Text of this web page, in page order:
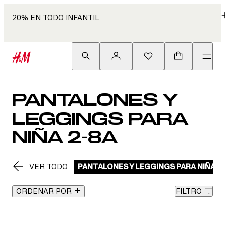
20% EN TODO INFANTIL
PANTALONES Y
LEGGINGS PARA
NIÑA 2-8A
VER TODO PANTALONES Y LEGGINGS PARA NIÑA
ORDENAR POR FILTRO